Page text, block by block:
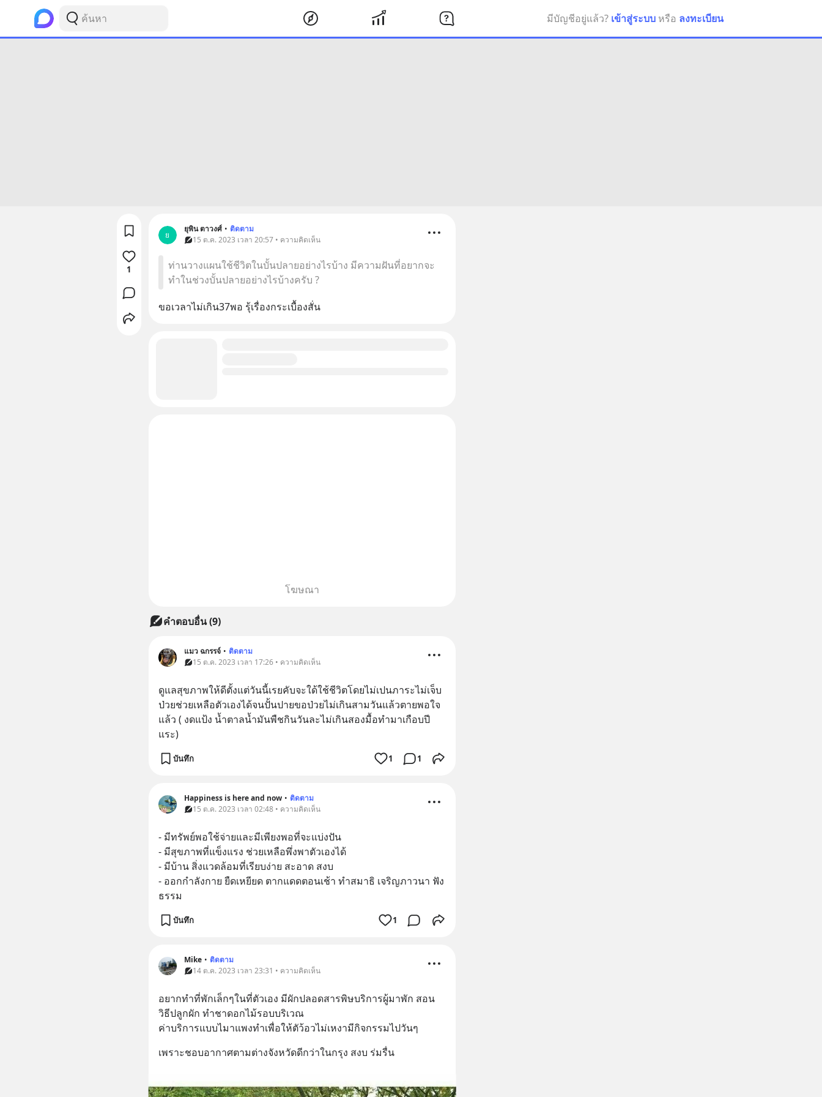
มีบัญชีอยู่แล้ว? เข้าสู่ระบบ หรือ ลงทะเบียน
ย
ยุพิน ตาวงศ์ • ติดตาม
15 ต.ค. 2023 เวลา 20:57 • ความคิดเห็น
ท่านวางแผนใช้ชีวิตในบั้นปลายอย่างไรบ้าง มีความฝันที่อยากจะ
ทำในช่วงบั้นปลายอย่างไรบ้างครับ ?
ขอเวลาไม่เกิน37พอ รุ้เรื่องกระเบื้องสั่น
1
โฆษณา
คำตอบอื่น(9)
แมว ฉกรรจ์ • ติดตาม
15 ต.ค. 2023 เวลา 17:26 • ความคิดเห็น
ดูแลสุขภาพให้ดีตั้งแต่วันนี้เรยคับจะใด้ใช้ชีวิตโดยไม่เปนภาระไม่เจ็บ
ป่วยช่วยเหลือตัวเองได้จนปั้นปายขอป่วยไม่เกินสามวันแล้วตายพอใจ
แล้ว ( งดแป้ง น้ำตาลน้ำมันพืชกินวันละไม่เกินสองมื้อทำมาเกือบปี
แระ)
บันทึก 1 1
Happiness is here and now • ติดตาม
15 ต.ค. 2023 เวลา 02:48 • ความคิดเห็น
- มีทรัพย์พอใช้จ่ายและมีเพียงพอที่จะแบ่งปัน
- มีสุขภาพที่แข็งแรง ช่วยเหลือพึ่งพาตัวเองได้
- มีบ้าน สิ่งแวดล้อมที่เรียบง่าย สะอาด สงบ
- ออกกำลังกาย ยืดเหยียด ตากแดดตอนเช้า ทำสมาธิ เจริญภาวนา ฟัง
ธรรม
บันทึก 1
Mike • ติดตาม
14 ต.ค. 2023 เวลา 23:31 • ความคิดเห็น
อยากทำที่พักเล็กๆในที่ตัวเอง มีผักปลอดสารพิษบริการผู้มาพัก สอน
วิธีปลูกผัก ทำชาดอกไม้รอบบริเวณ
ค่าบริการแบบไมาแพงทำเพื่อให้ตัว้อวไม่เหงามีกิจกรรมไปวันๆ
เพราะชอบอากาศตามต่างจังหวัดดีกว่าในกรุง สงบ ร่มรื่น